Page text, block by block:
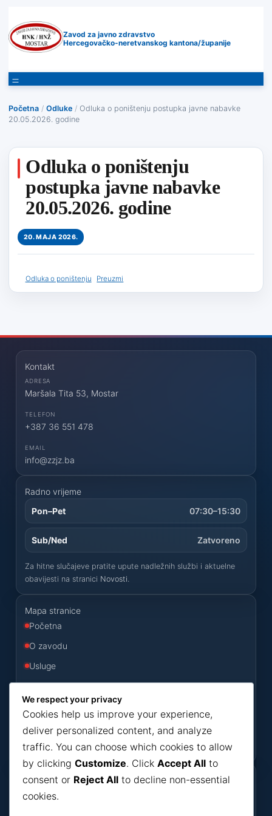
Zavod za javno zdravstvo
Hercegovačko-neretvanskog kantona/županije
Početna / Odluke / Odluka o poništenju postupka javne nabavke
20.05.2026. godine
Odluka o poništenju
postupka javne nabavke
20.05.2026. godine
20. MAJA 2026.
Odluka o poništenju Preuzmi
Kontakt
ADRESA
Maršala Tita 53, Mostar
TELEFON
+387 36 551 478
EMAIL
info@zzjz.ba
Radno vrijeme
Pon–Pet
07:30–15:30
Sub/Ned Zatvoreno
Za hitne slučajeve pratite upute nadležnih službi i aktuelne
obavijesti na stranici Novosti
Mapa stranice
Početna
O zavodu
Usluge
Odluke
Konkursi
Novosti
Kontakt
Korisni dokumenti
Dokumenti
We respect your privacy
Cookies help us improve your experience,
deliver personalized content, and analyze
traffic. You can choose which cookies to allow
by clicking Customize. Click Accept All to
consent or Reject All to decline non-essential
cookies.